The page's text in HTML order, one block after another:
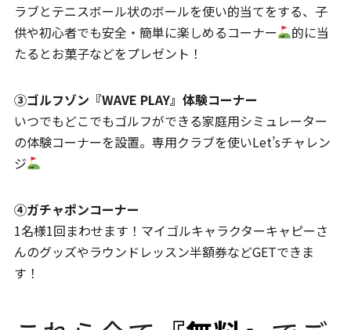
ラブとテニスボール状のボールを使い的当てをする、子
供や初心者でも安全・簡単に楽しめるコーナー
的に当
たるとお菓子などをプレゼント！
③ゴルフゾン『WAVE PLAY』体験コーナー
いつでもどこでもゴルフができる家庭用シミュレーター
の体験コーナーを設置。専用クラブを使いLet’sチャレン
ジ
④ガチャポンコーナー
1名様1回まわせます！マイゴルキャラクターキャピーさ
んのグッズやラウンドレッスン半額券などGETできま
す！